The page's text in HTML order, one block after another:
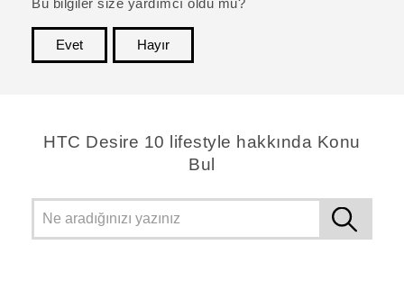
Bu bilgiler size yardımcı oldu mu?
Evet
Hayır
HTC Desire 10 lifestyle hakkında Konu
Bul